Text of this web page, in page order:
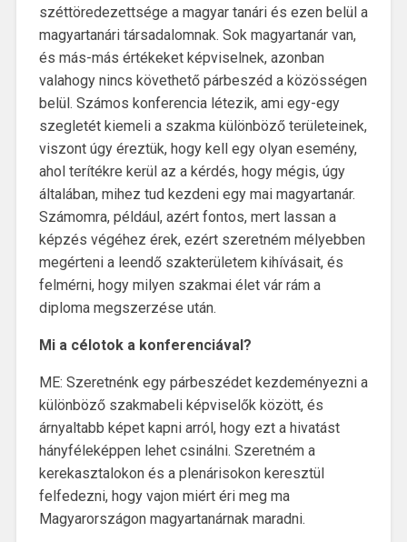
széttöredezettsége a magyar tanári és ezen belül a
magyartanári társadalomnak. Sok magyartanár van,
és más-más értékeket képviselnek, azonban
valahogy nincs követhető párbeszéd a közösségen
belül. Számos konferencia létezik, ami egy-egy
szegletét kiemeli a szakma különböző területeinek,
viszont úgy éreztük, hogy kell egy olyan esemény,
ahol terítékre kerül az a kérdés, hogy mégis, úgy
általában, mihez tud kezdeni egy mai magyartanár.
Számomra, például, azért fontos, mert lassan a
képzés végéhez érek, ezért szeretném mélyebben
megérteni a leendő szakterületem kihívásait, és
felmérni, hogy milyen szakmai élet vár rám a
diploma megszerzése után.
Mi a célotok a konferenciával?
ME: Szeretnénk egy párbeszédet kezdeményezni a
különböző szakmabeli képviselők között, és
árnyaltabb képet kapni arról, hogy ezt a hivatást
hányféleképpen lehet csinálni. Szeretném a
kerekasztalokon és a plenárisokon keresztül
felfedezni, hogy vajon miért éri meg ma
Magyarországon magyartanárnak maradni.